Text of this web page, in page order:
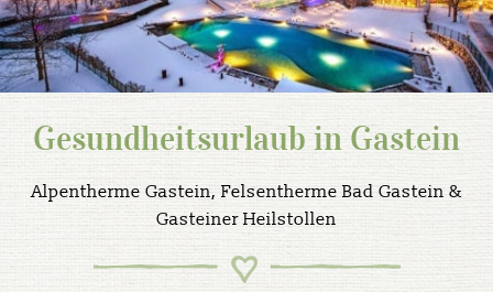
Gesundheitsurlaub in Gastein
Alpentherme Gastein, Felsentherme Bad Gastein &
Gasteiner Heilstollen